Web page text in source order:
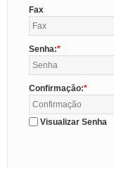
Fax
Senha:
Confirmação:
Visualizar Senha